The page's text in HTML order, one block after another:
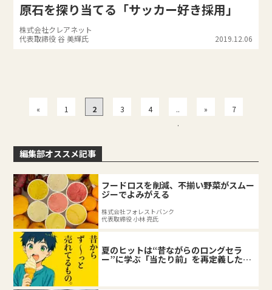
原石を探り当てる「サッカー好き採用」
株式会社クレアネット
代表取締役 谷 美輝氏
2019.12.06
« 1 2 3 4
..
.
» 7
編集部オススメ記事
フードロスを削減、不揃い野菜がスムー
ジーでよみがえる
株式会社フォレストバンク
代表取締役 小林 亮氏
夏のヒットは“昔ながらのロングセラ
ー”に学ぶ「当たり前」を再定義した企
業の底力